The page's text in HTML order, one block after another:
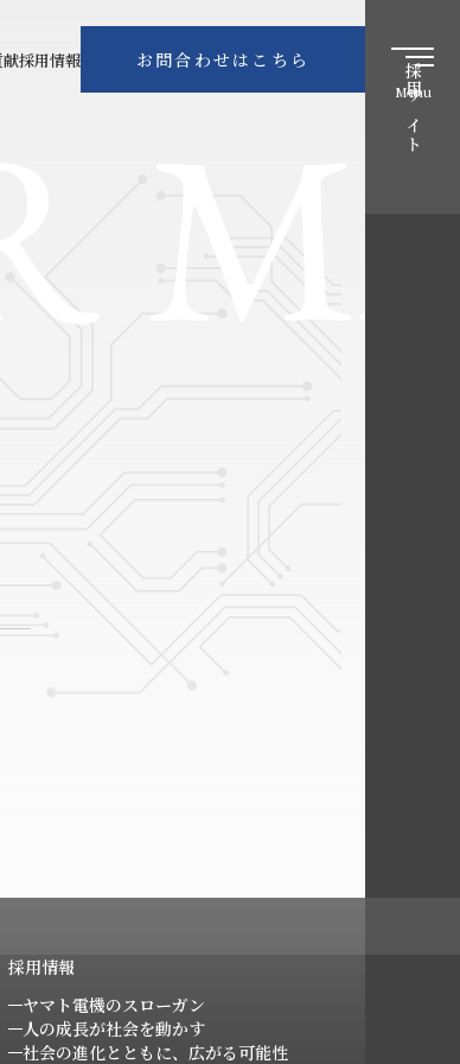
採用情報 お問合わせはこちら
Menu
企業情報
事業内容
ヤマト
採用サイト
採用情報
ヤマト電機のスローガン
人の成長が社会を動かす
社会の進化とともに、広がる可能性